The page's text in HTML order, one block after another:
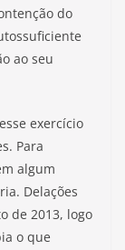
do
ao seu
exercício
Para
algum
Delações
de 2013, logo
o que